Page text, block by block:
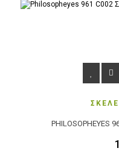
PHILOSOPHEYES